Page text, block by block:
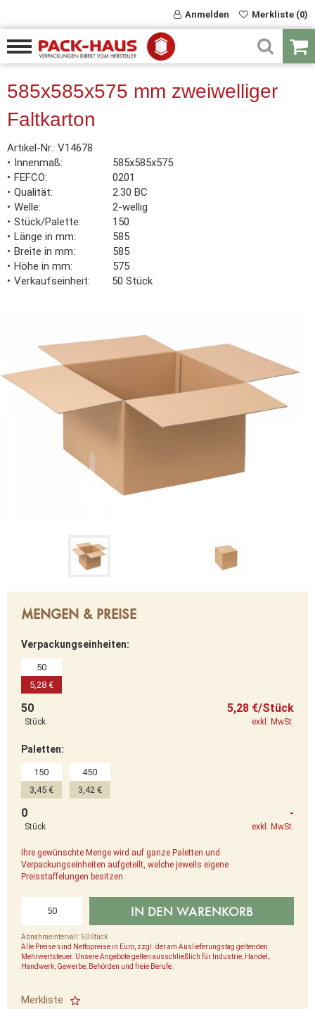
Anmelden Merkliste (0)
585x585x575 mm zweiwelliger
Faltkarton
Artikel-Nr.: V14678
Innenmaß
585x585x575
FEFCO
0201
Qualität
2.30 BC
Welle
2-wellig
Stück/Palette
150
Länge in mm
585
Breite in mm
585
Höhe in mm
575
Verkaufseinheit
50 Stück
MENGEN & PREISE
Verpackungseinheiten:
50
5,28 €
50
Stück
5,28 €/Stück
exkl. MwSt.
Paletten:
150
3,45 €
450
3,42 €
0
Stück
-
exkl. MwSt.
Ihre gewünschte Menge wird auf ganze Paletten und
Verpackungseinheiten aufgeteilt, welche jeweils eigene
Preisstaffelungen besitzen.
Abnahmeintervall: 50 Stück
Alle Preise sind Nettopreise in Euro, zzgl. der am Auslieferungstag geltenden
Mehrwertsteuer. Unsere Angebote gelten ausschließlich für Industrie, Handel,
Handwerk, Gewerbe, Behörden und freie Berufe.
IN DEN WARENKORB
Merkliste